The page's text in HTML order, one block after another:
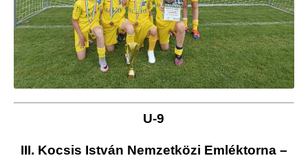
U-9
III. Kocsis István Nemzetközi Emléktorna –